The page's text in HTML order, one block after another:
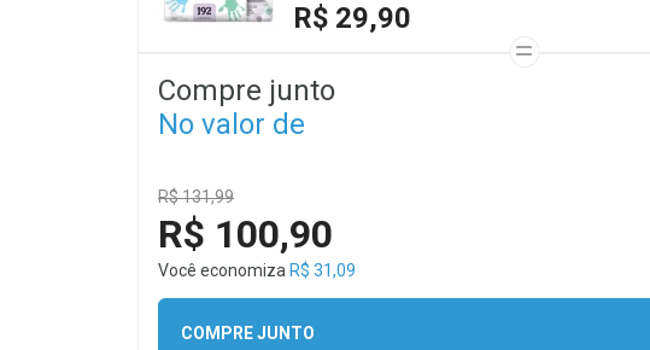
R$ 29,90
Compre junto
No valor de
R$ 131,99
R$ 100,90
Você economiza R$ 31,09
COMPRE JUNTO